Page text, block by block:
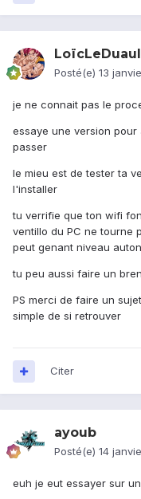
Posté(e) 13
je ne connait pas le
essaye une version
passer
le mieu est de tester ta
l'installer
tu verrifie que ton wifi
ventillo du PC ne tourne
peut genant niveau
tu peu aussi faire un
PS merci de faire un
simple de si retrouver
Citer
ayoub
Posté(e) 14
euh je eut essayer sur